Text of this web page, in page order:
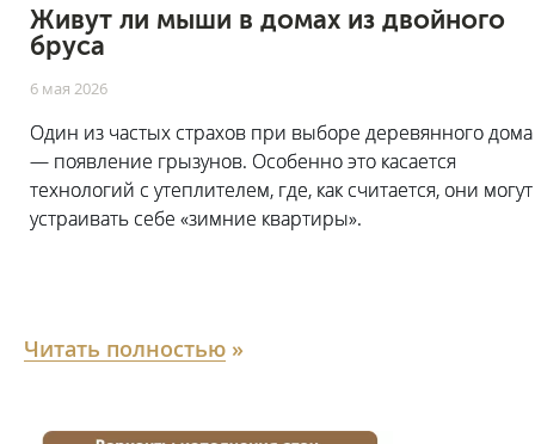
Живут ли мыши в домах из двойного
бруса
6 мая 2026
Один из частых страхов при выборе деревянного дома
— появление грызунов. Особенно это касается
технологий с утеплителем, где, как считается, они могут
устраивать себе «зимние квартиры».
Читать полностью »